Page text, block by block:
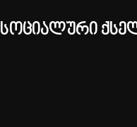
სოციალური